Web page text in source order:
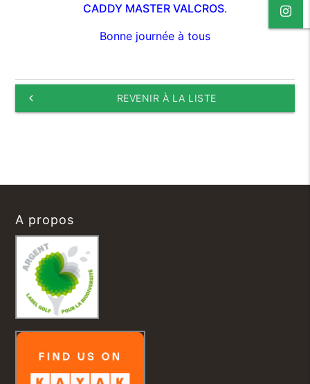
CADDY MASTER VALCROS.
Bonne journée à tous
keyboard_arrow_left REVENIR À LA LISTE
A propos